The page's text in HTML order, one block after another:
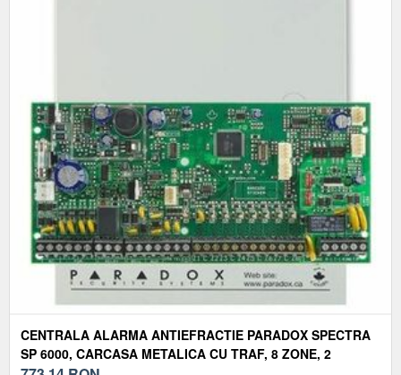
CENTRALA ALARMA ANTIEFRACTIE PARADOX SPECTRA
SP 6000, CARCASA METALICA CU TRAF, 8 ZONE, 2